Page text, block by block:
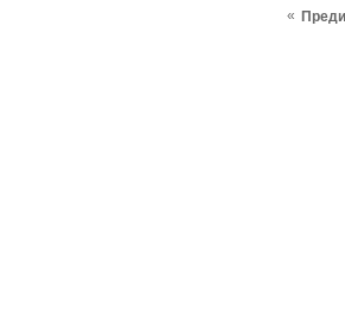
«